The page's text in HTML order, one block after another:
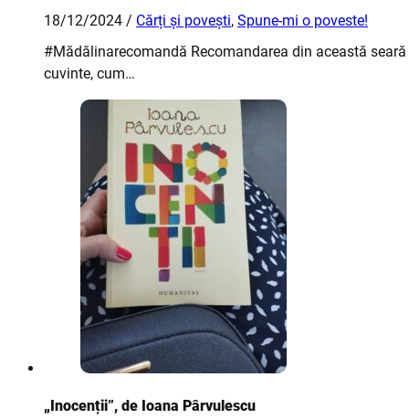
18/12/2024 / Cărți și povești, Spune-mi o poveste!
#Mădălinarecomandă Recomandarea din această
cuvinte, cum…
„Inocenții”, de Ioana Pârvulescu